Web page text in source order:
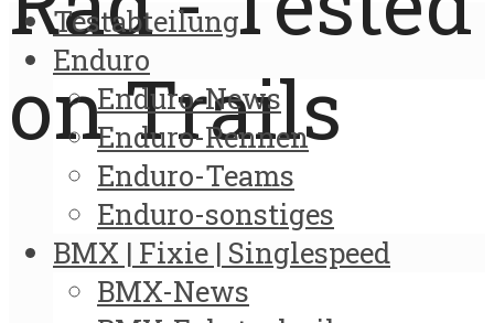
on Trails
Testabteilung
Enduro
Enduro-News
Enduro-Rennen
Enduro-Teams
Enduro-sonstiges
BMX | Fixie | Singlespeed
BMX-News